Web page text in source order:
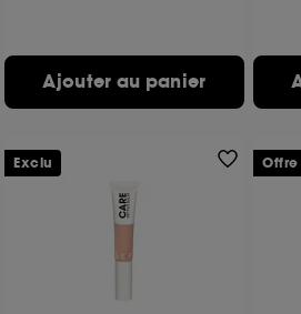
Ajouter au panier
Exclu